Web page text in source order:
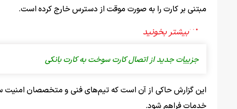
مبتنی بر کارت را به صورت موقت از دسترس خارج کرده است.
جزییات جدید از اتصال کارت سوخت به کارت بانکی
این گزارش حاکی از آن است که تیم‌های فنی و متخصصان امنیت
خدمات فراهم شود.